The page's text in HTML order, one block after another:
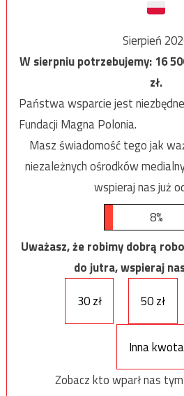
Sierpień
W sierpniu potrzebujemy:16
zł.
Państwa wsparcie jest
Fundacji Magna Polonia.
Masz świadomość tego jak
niezależnych ośrodków
wspieraj nas już
8%
Uważasz, że robimy dobrą
do jutra, wspieraj
30 zł
50 zł
Inna kwota
Zobacz kto wparł nas